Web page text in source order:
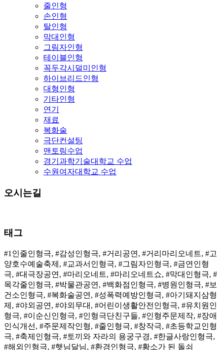
줄인형
손인형
탈인형
막대인형
그림자인형
테이블인형
꼭두각시덜미인형
하이브리드인형
대형인형
기타인형
연기
재료
복화술
극단컨설팅
맨토링수업
경기과학기술대학교 수업
수원여자대학교 수업
오시는길
태그
#1인줄인형극, #감성인형극, #거리공연, #거리마리오네트, #고
양호수예술축제, #교과서인형극, #그림자인형극, #금연인형
극, #대극장공연, #마리오네트, #마리오네트쇼, #막대인형극, #
목각줄인형극, #박물관공연, #백화점인형극, #병원인형극, #보
건소인형극, #복화술공연, #성폭력예방인형극, #아기돼지삼형
제, #야외공연, #야외무대, #어린이생활안전인형극, #유치원인
형극, #이순신인형극, #인형극단친구들, #인형주문제작, #장애
인식개선, #주문제작인형, #줄인형극, #창작극, #초등학교인형
극, #축제인형극, #토끼와 자라의 용궁구경, #한글사랑인형극,
#해외인형극, #햇님달님, #환경인형극, #황소가 된 돌쇠